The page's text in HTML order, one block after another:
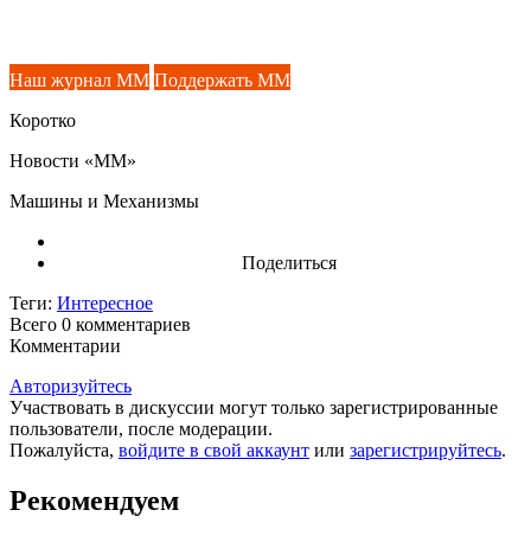
Наш журнал ММ Поддержать ММ
Коротко
Новости «ММ»
Машины и Механизмы
Поделиться
Теги: Интересное
Всего 0 комментариев
Комментарии
Авторизуйтесь
Участвовать в дискуссии могут только зарегистрированные
пользователи, после модерации.
Пожалуйста, войдите в свой аккаунт или зарегистрируйтесь.
Рекомендуем